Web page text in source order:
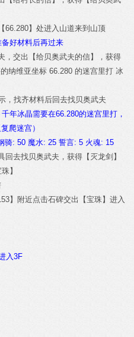
66.280】处进入山道来到山顶
好材料后再过来
，交出【给贝奥武夫的信】，获得
纳维亚坐标 66.280 的迷宫里打 冰
，找齐材料后回去找贝奥武夫
年冰晶需要在66.280的迷宫里打，
爬迷宫）
骑: 50 魔水: 25 誓言: 5 火魂: 15
去找贝奥武夫，获得【灭龙剑】
】
】附近点击石碑交出【宝珠】进入
入3F